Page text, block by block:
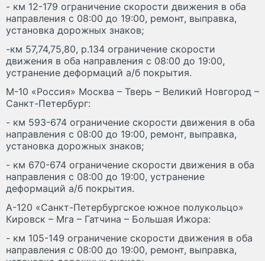
- км 12-179 ограничение скорости движения в оба
направления с 08:00 до 19:00, ремонт, выправка,
установка дорожных знаков;
-км 57,74,75,80, р.134 ограничение скорости
движения в оба направления с 08:00 до 19:00,
устранение деформаций а/б покрытия.
М-10 «Россия» Москва – Тверь – Великий Новгород –
Санкт-Петербург:
- км 593-674 ограничение скорости движения в оба
направления с 08:00 до 19:00, ремонт, выправка,
установка дорожных знаков;
- км 670-674 ограничение скорости движения в оба
направления с 08:00 до 19:00, устранение
деформаций а/б покрытия.
А-120 «Санкт-Петербургское южное полукольцо»
Кировск – Мга – Гатчина – Большая Ижора:
- км 105-149 ограничение скорости движения в оба
направления с 08:00 до 19:00, ремонт, выправка,